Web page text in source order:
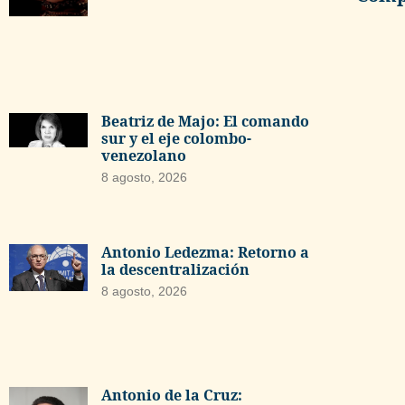
Beatriz de Majo: El comando
sur y el eje colombo-
venezolano
8 agosto, 2026
Antonio Ledezma: Retorno a
la descentralización
8 agosto, 2026
Antonio de la Cruz: